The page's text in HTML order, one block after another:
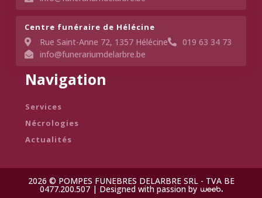
Navigation
Services
Nécrologies
Actualités
Centre funéraire de Hélécine
Rue Saint-Anne 72, 1357 Hélécine
019 63 34 73
info@funerariumdelarbre.be
2026 © POMPES FUNEBRES DELARBRE SRL - TVA BE
0477.200.507 | Designed with passion by